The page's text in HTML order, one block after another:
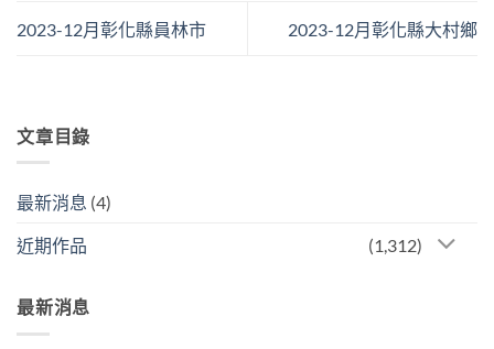
文章目錄
最新消息 (4)
近期作品 (1,312)
最新消息
2023-12月彰化縣員林市 2023-12月彰化縣大村鄉